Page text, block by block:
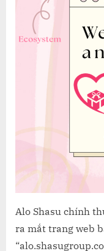
Alo Shasu chính
ra mắt trang web